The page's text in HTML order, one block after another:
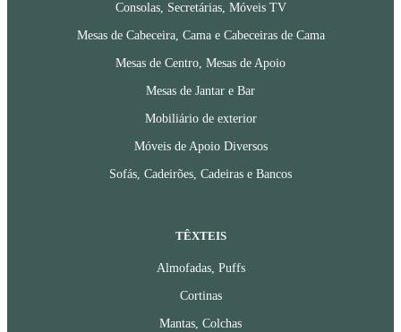
Consolas, Secretárias, Móveis TV
Mesas de Cabeceira, Cama e Cabeceiras de Cama
Mesas de Centro, Mesas de Apoio
Mesas de Jantar e Bar
Mobiliário de exterior
Móveis de Apoio Diversos
Sofás, Cadeirões, Cadeiras e Bancos
TÊXTEIS
Almofadas, Puffs
Cortinas
Mantas, Colchas